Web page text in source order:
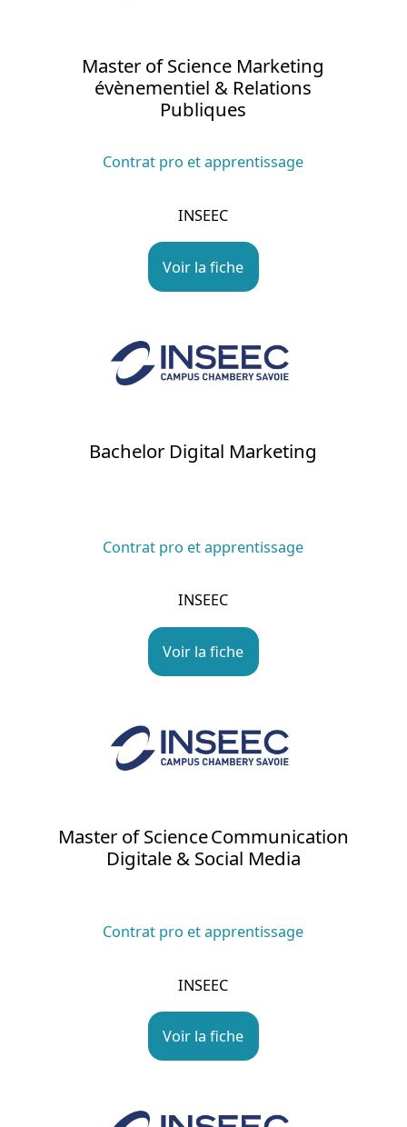
Master of Science Marketing
évènementiel & Relations
Publiques
Contrat pro et apprentissage
INSEEC
Voir la fiche
Bachelor Digital Marketing
Contrat pro et apprentissage
INSEEC
Voir la fiche
Master of Science Communication
Digitale & Social Media
Contrat pro et apprentissage
INSEEC
Voir la fiche